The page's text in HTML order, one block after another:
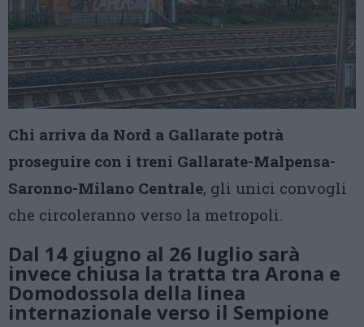
Chi arriva da Nord a Gallarate potrà
proseguire con i treni Gallarate-Malpensa-
Saronno-Milano Centrale, gli unici convogli
che circoleranno verso la metropoli.
Dal 14 giugno al 26 luglio sarà
invece chiusa la tratta tra Arona e
Domodossola della linea
internazionale verso il Sempione